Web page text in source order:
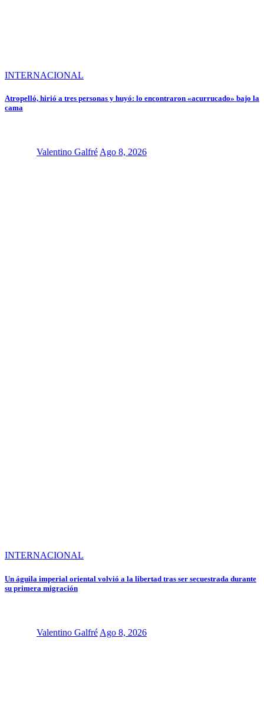
INTERNACIONAL
Atropelló, hirió a tres personas y huyó: lo encontraron «acurrucado» bajo la
cama
Valentino Galfré Ago 8, 2026
INTERNACIONAL
Un águila imperial oriental volvió a la libertad tras ser secuestrada durante
su primera migración
Valentino Galfré Ago 8, 2026